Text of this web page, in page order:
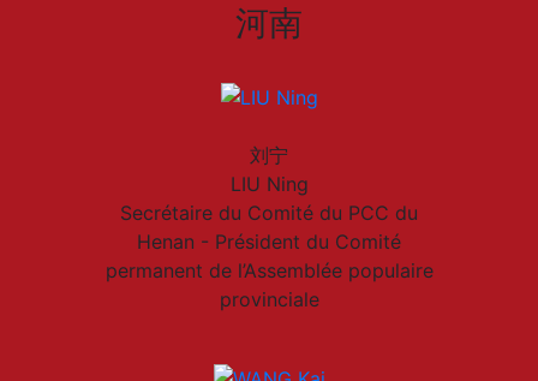
河南
刘宁
LIU Ning
Secrétaire du Comité du PCC du
Henan - Président du Comité
permanent de l’Assemblée populaire
provinciale